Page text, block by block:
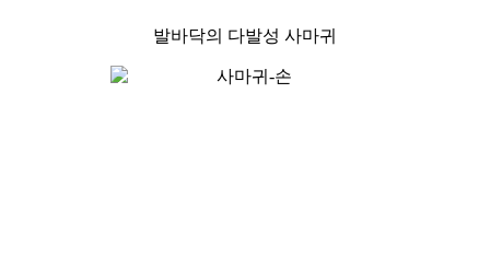
발바닥의 다발성 사마귀